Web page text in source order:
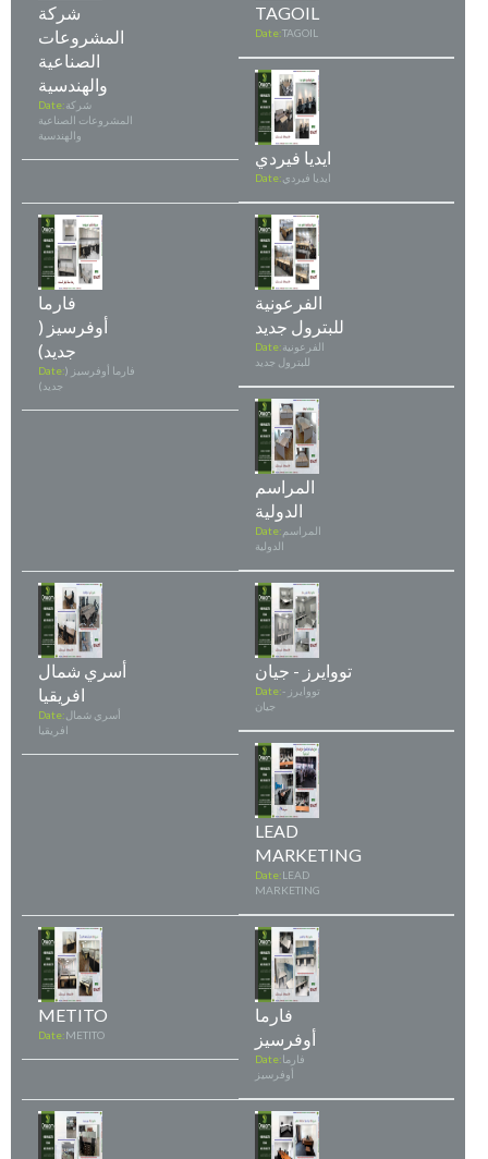
شركة
المشروعات
الصناعية
والهندسية
Date:شركة
المشروعات الصناعية
والهندسية
TAGOIL
Date:TAGOIL
ايديا فيردي
Date:ايديا فيردي
فارما
أوفرسيز (
جديد)
Date:فارما أوفرسيز (
جديد)
الفرعونية
للبترول جديد
Date:الفرعونية
للبترول جديد
المراسم
الدولية
Date: المراسم
الدولية
أسري شمال
افريقيا
Date: أسري شمال
افريقيا
تووايرز - جيان
Date:تووايرز -
جيان
LEAD
MARKETING
Date:LEAD
MARKETING
METITO
Date:METITO
فارما
أوفرسيز
Date:فارما
أوفرسيز